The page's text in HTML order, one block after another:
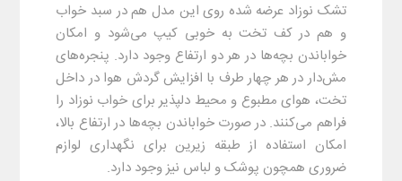
تشک نوزاد عرضه شده روی این مدل هم در سبد خواب
و هم در کف تخت به خوبی کیپ می‌شود و امکان
خواباندن بچه‌ها در هر دو ارتفاع وجود دارد. پنجره‌های
مش‌دار در هر چهار طرف با افزایش گردش هوا در داخل
تخت، هوای مطبوع و محیط دلپذیر برای خواب نوزاد را
فراهم می‌کنند. در صورت خواباندن بچه‌ها در ارتفاع بالا،
امکان استفاده از طبقه زیرین برای نگهداری لوازم
ضروری همچون پوشک و لباس نیز وجود دارد.